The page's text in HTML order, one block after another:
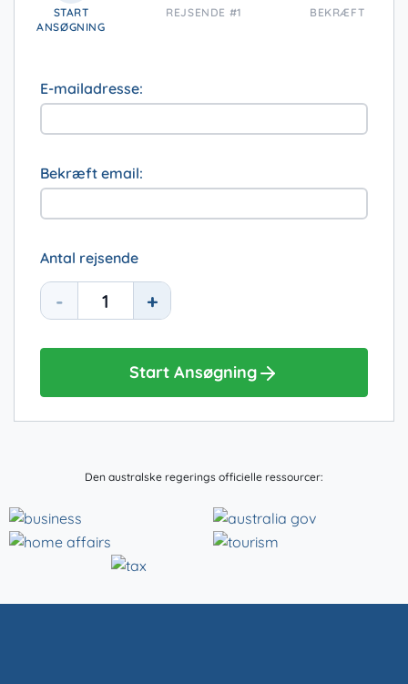
START
ANSØGNING
REJSENDE #1 BEKRÆFT
E-mailadresse:
Bekræft email:
Antal rejsende
- +
Start Ansøgning
Den australske regerings officielle ressourcer: